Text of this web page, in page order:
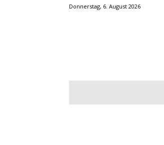
Donnerstag, 6. August 2026